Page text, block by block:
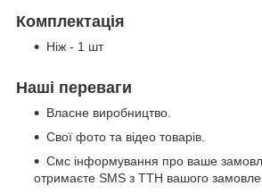
Комплектація
Ніж - 1 шт
Наші переваги
Власне виробництво.
Свої фото та відео товарів.
Смс інформування про ваше
отримаєте SMS з ТТН вашого